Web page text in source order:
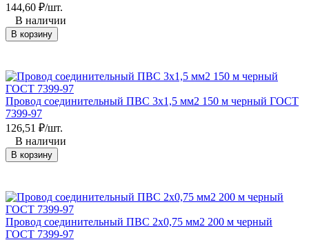
144,60 ₽/шт.
В наличии
В корзину
Провод соединительный ПВС 3x1,5 мм2 150 м черный ГОСТ
7399-97
126,51 ₽/шт.
В наличии
В корзину
Провод соединительный ПВС 2х0,75 мм2 200 м черный
ГОСТ 7399-97